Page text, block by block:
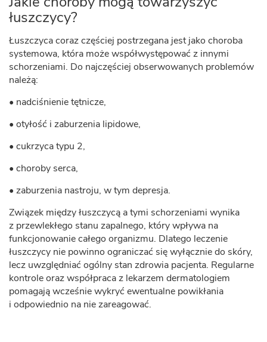
łuszczycy?
Łuszczyca coraz częściej postrzegana jest jako choroba
systemowa, która może współwystępować z innymi
schorzeniami. Do najczęściej obserwowanych problemów
należą:
• nadciśnienie tętnicze,
• otyłość i zaburzenia lipidowe,
• cukrzyca typu 2,
• choroby serca,
• zaburzenia nastroju, w tym depresja.
Związek między łuszczycą a tymi schorzeniami wynika
z przewlekłego stanu zapalnego, który wpływa na
funkcjonowanie całego organizmu. Dlatego leczenie
łuszczycy nie powinno ograniczać się wyłącznie do skóry,
lecz uwzględniać ogólny stan zdrowia pacjenta. Regularne
kontrole oraz współpraca z lekarzem dermatologiem
pomagają wcześnie wykryć ewentualne powikłania
i odpowiednio na nie zareagować.